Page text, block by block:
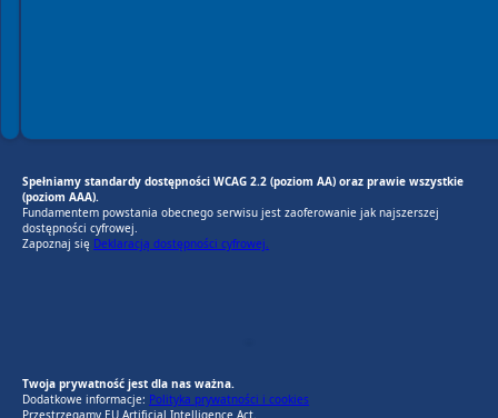
Spełniamy standardy dostępności WCAG 2.2 (poziom AA) oraz prawie wszystkie
(poziom AAA).
Fundamentem powstania obecnego serwisu jest zaoferowanie jak najszerszej
dostępności cyfrowej.
Zapoznaj się Deklaracją dostępności cyfrowej.
Twoja prywatność jest dla nas ważna.
Dodatkowe informacje: Polityka prywatności i cookies
Przestrzegamy EU Artificial Intelligence Act.